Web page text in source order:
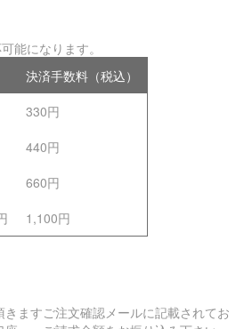
能になります。
決済手数料（税込）
330円
440円
660円
1,100円
ますご注文確認メールに記載されてお